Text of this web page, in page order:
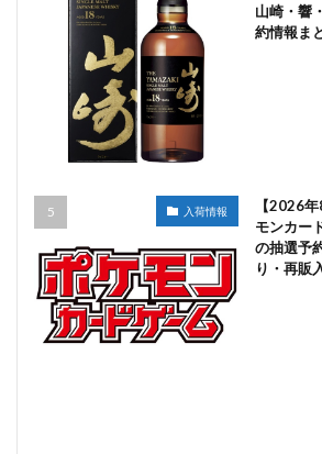
山崎・響
約情報ま
入荷情報
【2026
モンカー
の抽選予
り・再販